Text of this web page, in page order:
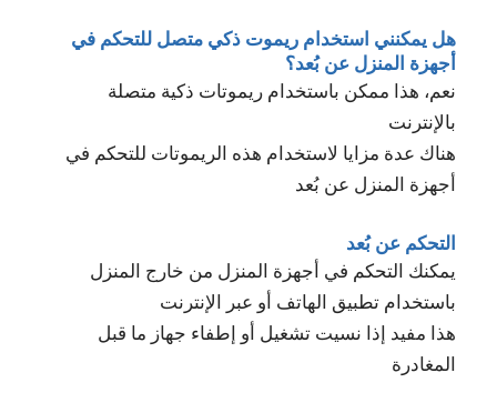
هل يمكنني استخدام ريموت ذكي متصل للتحكم في
أجهزة المنزل عن بُعد؟
نعم، هذا ممكن باستخدام ريموتات ذكية متصلة
بالإنترنت
هناك عدة مزايا لاستخدام هذه الريموتات للتحكم في
أجهزة المنزل عن بُعد
التحكم عن بُعد
يمكنك التحكم في أجهزة المنزل من خارج المنزل
باستخدام تطبيق الهاتف أو عبر الإنترنت
هذا مفيد إذا نسيت تشغيل أو إطفاء جهاز ما قبل
المغادرة